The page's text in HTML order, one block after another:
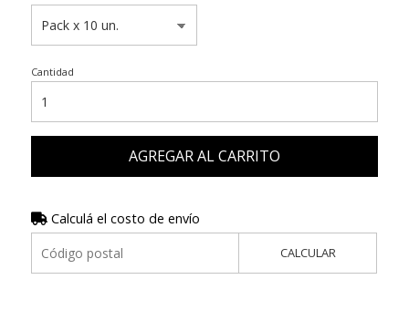
Cantidad
AGREGAR AL CARRITO
Calculá el costo de envío
CALCULAR